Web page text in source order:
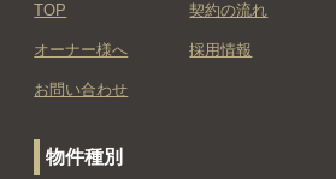
TOP 契約の流れ
オーナー様へ 採用情報
お問い合わせ
物件種別